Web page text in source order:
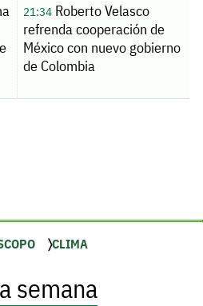
21:34Roberto Velasco
refrenda cooperación de
México con nuevo gobierno
de Colombia
CLIMA
semana